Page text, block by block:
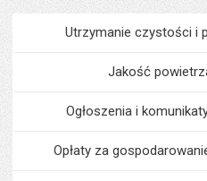
Utrzymanie czystości i
Jakość
Ogłoszenia i
Opłaty za